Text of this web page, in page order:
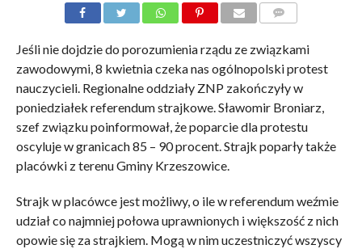
Jeśli nie dojdzie do porozumienia rządu ze związkami
zawodowymi, 8 kwietnia czeka nas ogólnopolski protest
nauczycieli. Regionalne oddziały ZNP zakończyły w
poniedziałek referendum strajkowe. Sławomir Broniarz,
szef związku poinformował, że poparcie dla protestu
oscyluje w granicach 85 – 90 procent. Strajk poparły także
placówki z terenu Gminy Krzeszowice.
Strajk w placówce jest możliwy, o ile w referendum weźmie
udział co najmniej połowa uprawnionych i większość z nich
opowie się za strajkiem. Mogą w nim uczestniczyć wszyscy